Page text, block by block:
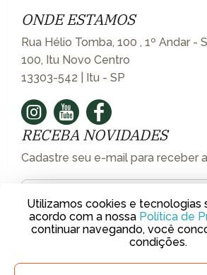
ONDE ESTAMOS
Rua Hélio Tomba, 100 , 1º Andar -
100, Itu Novo Centro
13303-542 | Itu - SP
RECEBA NOVIDADES
Cadastre seu e-mail para receber
Utilizamos cookies e tecnologias
acordo com a nossa Política de
continuar navegando, você
condições.